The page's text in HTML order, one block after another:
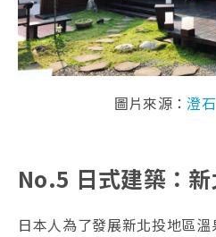
圖片來源：澄
No.5 日式建築：
日本人為了發展新北投地區